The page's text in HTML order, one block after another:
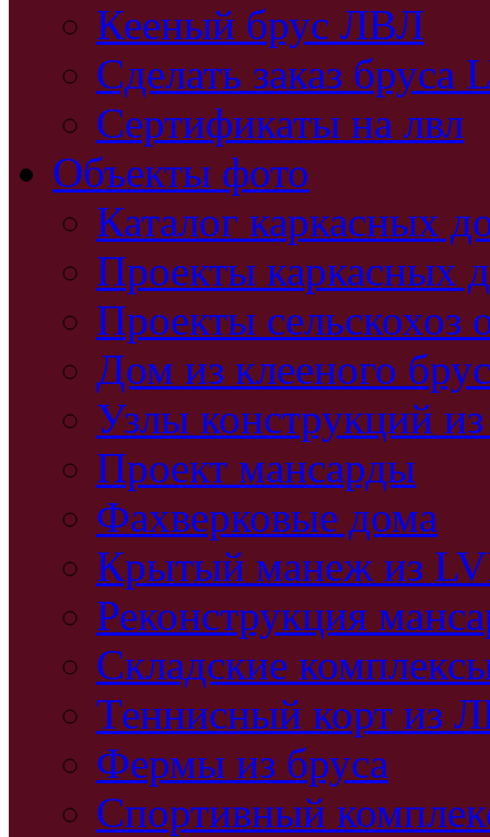
Кееный брус ЛВЛ
Сделать заказ бруса
Сертификаты на лвл
Объекты фото
Каталог каркасных
Проекты каркасных
Проекты сельскохоз
Дом из клееного
Узлы конструкций
Проект мансарды
Фахверковые дома
Крытый манеж из
Реконструкция
Складские
Теннисный корт из
Фермы из бруса
Спортивный